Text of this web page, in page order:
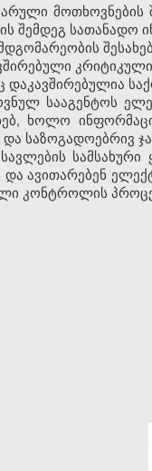
შემდეგ სათანადო
დაკავშირებულია
სააგენტოს
ხოლო
საზოგადოებრივ
სამსახური
ავითარებენ
კონტროლის